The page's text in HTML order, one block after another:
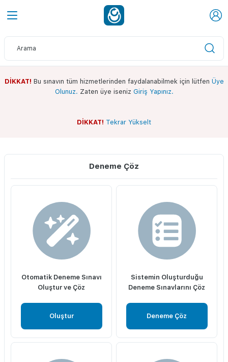
DİKKAT! Bu sınavın tüm hizmetlerinden faydalanabilmek için lütfen Üye
Olunuz. Zaten üye iseniz Giriş Yapınız.
DİKKAT! Tekrar Yükselt
Sınav Ekranı
Whatsapp Kanalımız
Deneme Çöz
Otomatik Deneme Sınavı
Oluştur ve Çöz
Oluştur
Sistemin Oluşturduğu
Deneme Sınavlarını Çöz
Deneme Çöz